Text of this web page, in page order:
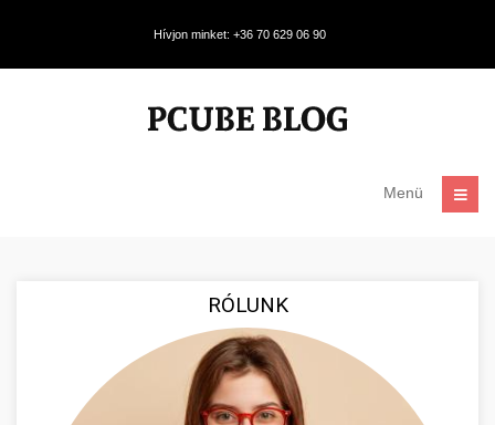
Hívjon minket: +36 70 629 06 90
Menü
RÓLUNK